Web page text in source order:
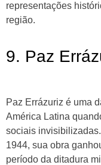
representações
região.
9. Paz
Paz Errázuriz é uma
América Latina
sociais
1944, sua obra
período da ditadura